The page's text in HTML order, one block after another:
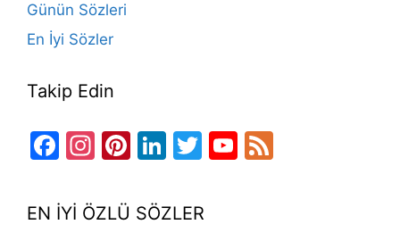
Günün Sözleri
En İyi Sözler
Takip Edin
Facebook
Instagram
Pinterest
LinkedIn
TwitterYouTube
EN İYİ ÖZLÜ SÖZLER